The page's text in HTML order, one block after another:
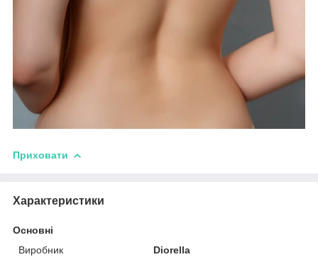
Приховати
Характеристики
Основні
Виробник
Diorella